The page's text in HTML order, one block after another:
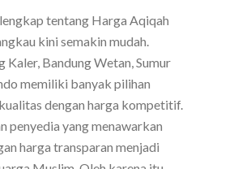
tentang Harga Aqiqah
kini semakin mudah.
Kaler, Bandung Wetan, Sumur
memiliki banyak pilihan
dengan harga kompetitif.
penyedia yang menawarkan
harga transparan menjadi